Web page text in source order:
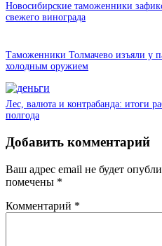
Новосибирские таможенники
свежего винограда
Таможенники Толмачево изъяли у
холодным оружием
Лес, валюта и контрабанда: итоги
полгода
Добавить комментарий
Ваш адрес email не будет
помечены *
Комментарий *